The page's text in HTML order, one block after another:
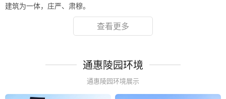
建筑为一体，庄严、肃穆。
查看更多
通惠陵园环境
通惠陵园环境展示